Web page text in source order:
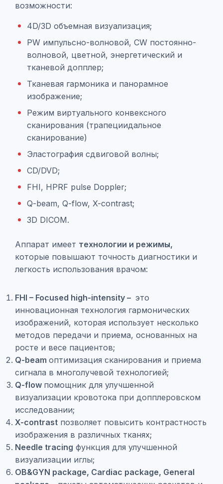
возможности:
4D/3D объемная визуализация;
PW импульсно-волновой, CW постоянно-
волновой, цветной, энергетический и
тканевой допплер;
Тканевая гармоника и панорамное
изображение;
Режим виртуального конвексного
сканирования (трапециидальное
сканирование)
Эластография сдвиговой волны;
CD/DVD;
FHI, HPRF pulse Doppler;
Q-beam, Q-flow, X-contrast;
3D DICOM.
Аппарат имеет технологии и режимы,
которые повышают точность диагностики и
легкость использования врачом:
FHI – Focused high-intensity – это
инновационная технология гармонических
изображений, которая использует несколько
методов передачи и приема, основанных на
росте и весе пациентов;
Q-beam оптимизация сканирования и приема
сигнала в многолучевой технологией;
Q-flow помощник для улучшенной
визуализации кровотока при допплеровском
исследовании;
X-contrast позволяет повысить контрастность
изображения в различных тканях;
Needle tracing функция для улучшенной
визуализации иглы;
OB&GYN package, Cardiac package, General